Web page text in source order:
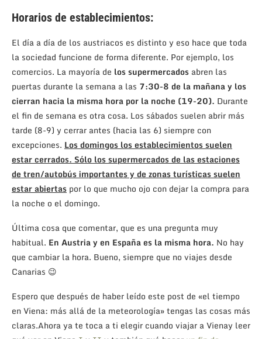
Horarios de establecimientos:
El día a día de los austriacos es distinto y eso hace que toda
la sociedad funcione de forma diferente. Por ejemplo, los
comercios. La mayoría de los supermercados abren las
puertas durante la semana a las 7:30-8 de la mañana y los
cierran hacia la misma hora por la noche (19-20). Durante
el fin de semana es otra cosa. Los sábados suelen abrir más
tarde (8-9) y cerrar antes (hacia las 6) siempre con
excepciones. Los domingos los establecimientos suelen
estar cerrados. Sólo los supermercados de las estaciones
de tren/autobús importantes y de zonas turísticas suelen
estar abiertas por lo que mucho ojo con dejar la compra para
la noche o el domingo.
Última cosa que comentar, que es una pregunta muy
habitual. En Austria y en España es la misma hora. No hay
que cambiar la hora. Bueno, siempre que no viajes desde
Canarias 😉
Espero que después de haber leído este post de «el tiempo
en Viena: más allá de la meteorología» tengas las cosas más
claras.Ahora ya te toca a ti elegir cuando viajar a Vienay leer